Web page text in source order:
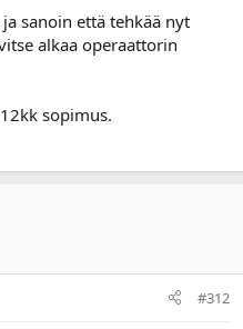
sanoin että tehkää nyt
alkaa operaattorin
sopimus.
#312